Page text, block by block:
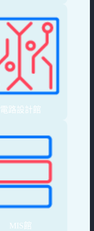
電路設計館
MIS館